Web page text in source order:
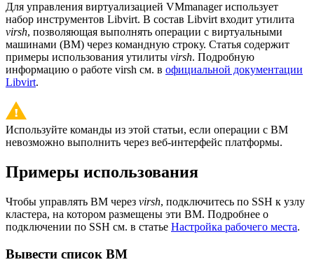
Для управления виртуализацией VMmanager использует
набор инструментов Libvirt. В состав Libvirt входит утилита
virsh, позволяющая выполнять операции с виртуальными
машинами (ВМ) через командную строку. Статья содержит
примеры использования утилиты virsh. Подробную
информацию о работе virsh см. в официальной документации
Libvirt.
Используйте команды из этой статьи, если операции с ВМ
невозможно выполнить через веб-интерфейс платформы.
Примеры использования
Чтобы управлять ВМ через virsh, подключитесь по SSH к узлу
кластера, на котором размещены эти ВМ. Подробнее о
подключении по SSH см. в статье Настройка рабочего места.
Вывести список ВМ